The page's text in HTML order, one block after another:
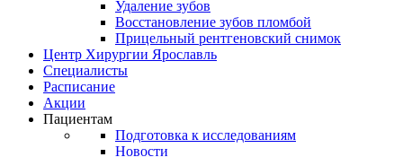
Удаление зубов
Восстановление зубов пломбой
Прицельный рентгеновский снимок
Центр Хирургии Ярославль
Специалисты
Расписание
Акции
Пациентам
Подготовка к исследованиям
Новости